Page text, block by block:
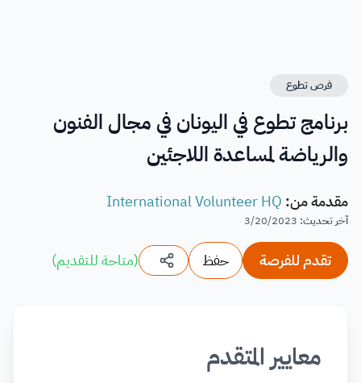
فرص تطوع
برنامج تطوع في اليونان في مجال الفنون
والرياضة لمساعدة اللاجئين
مقدمة من:
International Volunteer HQ
آخر تحديث:
3/20/2023
تقدم للفرصة حفظ (متاحة للتقديم)
معايير المتقدم